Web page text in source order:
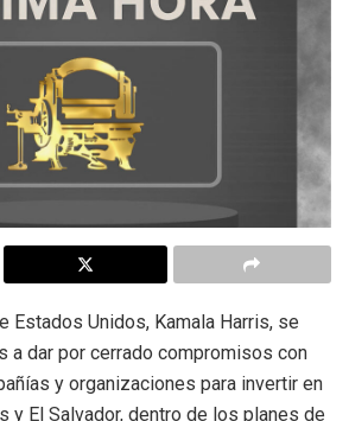
Estados Unidos, Kamala Harris, se
a dar por cerrado compromisos con
y organizaciones para invertir en
y El Salvador, dentro de los planes de